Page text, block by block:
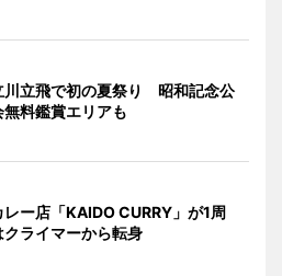
川立飛で初の夏祭り 昭和記念公
無料鑑賞エリアも
ー店「KAIDO CURRY」が1周
ライマーから転身